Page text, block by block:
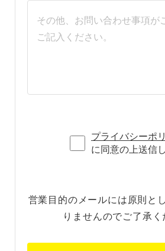
プライバシーポ
に同意の上送信
営業目的のメールには原則と
りませんのでご了承く